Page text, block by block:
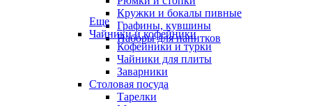
Кружки и бокалы пивные
Графины, кувшины
Наборы для напитков
Еще
Чайники и кофейники
Кофейники и турки
Чайники для плиты
Заварники
Столовая посуда
Тарелки